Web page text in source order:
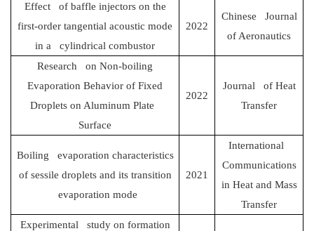
Effect of baffle injectors on the
first-order tangential acoustic mode
in a cylindrical combustor
2022
Chinese Journal
of Aeronautics
Research on Non-boiling
Evaporation Behavior of Fixed
Droplets on Aluminum Plate
Surface
2022
Journal of Heat
Transfer
Boiling evaporation characteristics
of sessile droplets and its transition
evaporation mode
2021
International
Communications
in Heat and Mass
Transfer
Experimental study on formation